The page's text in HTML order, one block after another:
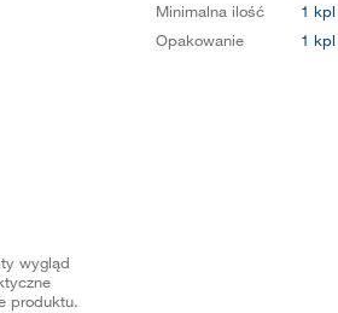
wygląd
produktu.
Minimalna ilość
1 kpl
Opakowanie
1 kpl